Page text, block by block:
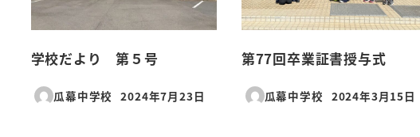
学校だより 第５号
瓜幕中学校
投稿日
2024年7月23日
第77回卒業証書授与式
瓜幕中学校
投稿日
2024年3月15日